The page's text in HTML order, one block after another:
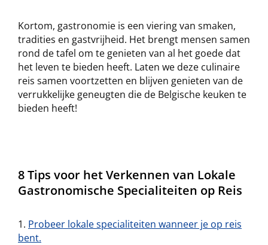
Kortom, gastronomie is een viering van smaken,
tradities en gastvrijheid. Het brengt mensen samen
rond de tafel om te genieten van al het goede dat
het leven te bieden heeft. Laten we deze culinaire
reis samen voortzetten en blijven genieten van de
verrukkelijke geneugten die de Belgische keuken te
bieden heeft!
8 Tips voor het Verkennen van Lokale
Gastronomische Specialiteiten op Reis
Probeer lokale specialiteiten wanneer je op reis
bent.